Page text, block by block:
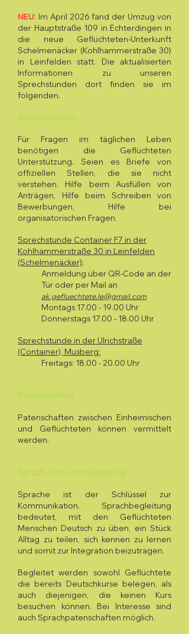
NEU: Im April 2026 fand der Umzug von
der Hauptstraße 109 in Echterdingen in
die neue Geflüchteten-Unterkunft​
Schelmenäcker (Kohlhammerstraße 30)
in Leinfelden statt. Die aktualisierten
Informationen zu unseren
Sprechstunden dort finden sie im
folgenden.
Sprechstunden
Für Fragen im täglichen Leben
benötigen die Geflüchteten
Unterstützung. Seien es Briefe von
offiziellen Stellen, die sie nicht
verstehen, Hilfe beim Ausfüllen von
Anträgen, Hilfe beim Schreiben von
Bewerbungen, Hilfe bei
organisatorischen Fragen.
Sprechstunde Container F7 in der
Kohlhammerstraße 30 in Leinfelden
(Schelmenäcker):
Anmeldung über QR-Code an der
Tür oder per Mail an
ak.gefluechtete.le@gmail.com
Montags 17.00 - 19.00 Uhr
Donnerstags 17.00 - 18.00 Uhr
Sprechstunde in der Ulrichstraße
(Container), Musberg:
Freitags: 18.00 - 20.00 Uhr
Patenschaften
Patenschaften zwischen Einheimischen
und Geflüchteten können vermittelt
werden.
Sprach- und Lernbegleitung
Sprache ist der Schlüssel zur
Kommunikation. Sprachbegleitung
bedeutet, mit den Geflüchteten
Menschen Deutsch zu üben, ein Stück
Alltag zu teilen, sich kennen zu lernen
und somit zur Integration beizutragen.
Begleitet werden sowohl Geflüchtete
die bereits Deutschkurse belegen, als
auch diejenigen, die keinen Kurs
besuchen können. Bei Interesse sind
auch Sprachpatenschaften möglich.